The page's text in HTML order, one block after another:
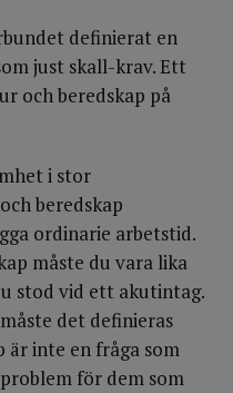
definierat en
just skall-krav. Ett
och beredskap på
i stor
beredskap
ordinarie arbetstid.
måste du vara lika
stod vid ett akutintag.
det definieras
är inte en fråga som
för dem som